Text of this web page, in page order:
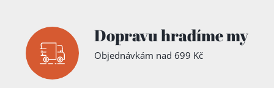
Dopravu hradíme my
Objednávkám nad 699 Kč
Přidáno do košíku!